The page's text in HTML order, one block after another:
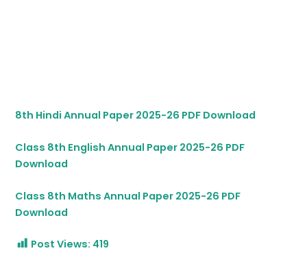
8th Hindi Annual Paper 2025-26 PDF Download
Class 8th English Annual Paper 2025-26 PDF
Download
Class 8th Maths Annual Paper 2025-26 PDF
Download
Post Views: 419